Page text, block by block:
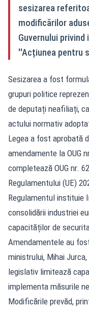
sesizarea
modificărilor
Guvernului
''Acțiunea pentru
Sesizarea a fost
grupuri politice
de deputați neafiliați,
actului normativ
Legea a fost aprobată
amendamente la OUG
completează OUG nr.
Regulamentului (UE)
Regulamentul instituie
consolidării industriei
capacităților de
Amendamentele au
ministrului, Mihai
legislativ limitează
implementa măsurile
Modificările prevăd,